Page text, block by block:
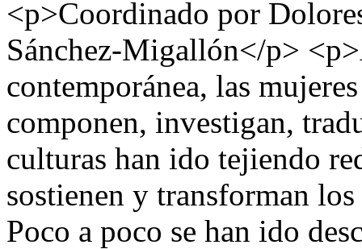
<p>Coordinado por
Sánchez-Migallón</p>
contemporánea, las
componen, investigan,
culturas han ido tejiendo
sostienen y transforman
Poco a poco se han ido